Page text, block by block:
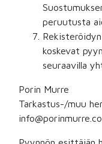
peruutusta
koskevat
seuraavilla
Porin Murre
Tarkastus-/muu